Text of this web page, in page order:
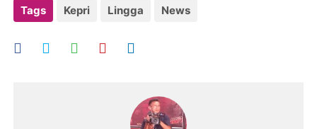
Tags Kepri Lingga News